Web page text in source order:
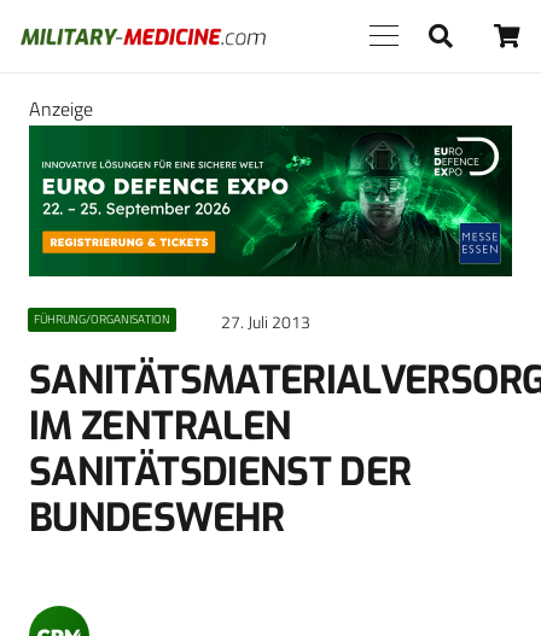
Anzeige
FÜHRUNG/ORGANISATION 27. Juli 2013
IM ZENTRALEN
SANITÄTSDIENST DER
BUNDESWEHR